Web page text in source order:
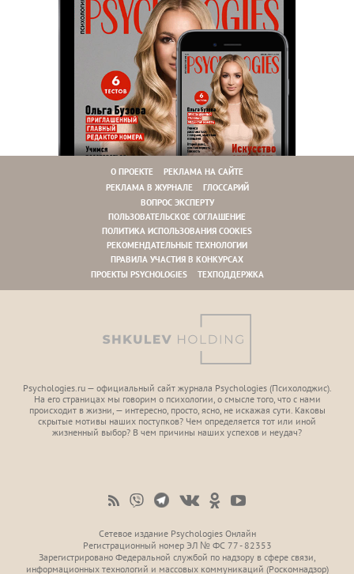
О ПРОЕКТЕ
РЕКЛАМА НА САЙТЕ
РЕКЛАМА В ЖУРНАЛЕ
ГЛОССАРИЙ
ВОПРОС ЭКСПЕРТУ
ПОЛЬЗОВАТЕЛЬСКОЕ СОГЛАШЕНИЕ
ПОЛИТИКА ИСПОЛЬЗОВАНИЯ COOKIES
РЕКОМЕНДАТЕЛЬНЫЕ ТЕХНОЛОГИИ
ПРАВИЛА УЧАСТИЯ В КОНКУРСАХ
ПРОЕКТЫ PSYCHOLOGIES
ТЕХПОДДЕРЖКА
Psychologies.ru — официальный сайт журнала Psychologies (Психoлоджиc).
На его страницах мы говорим о психологии, о смысле того, что с нами
происходит в жизни, — интересно, просто, ясно, не искажая сути. Каковы
скрытые мотивы наших поступков? Чем определяется тот или иной
жизненный выбор? В чем причины наших успехов и неудач?
Сетевое издание Psychologies Онлайн
Регистрационный номер ЭЛ № ФС 77 - 82353
Зарегистрировано Федеральной службой по надзору в сфере связи,
информационных технологий и массовых коммуникаций (Роскомнадзор)